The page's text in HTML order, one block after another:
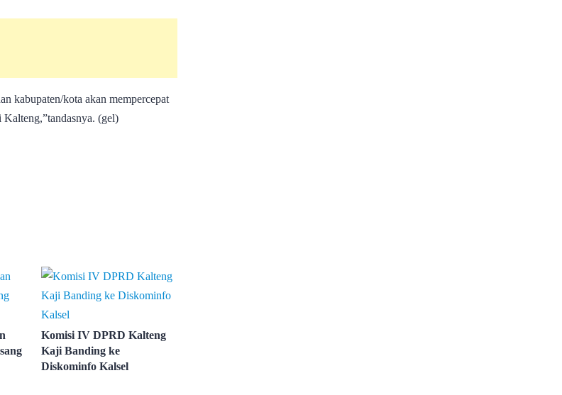
kabupaten/kota akan mempercepat
(gel)
Komisi IV DPRD Kalteng
Kaji Banding ke
Diskominfo Kalsel